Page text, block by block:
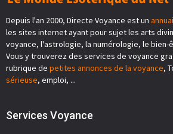
Depuis l'an 2000, Directe Voyance est un
les sites internet ayant pour sujet les arts
voyance, l'astrologie, la numérologie, le bien-
Vous y trouverez des services de voyance
rubrique de petites annonces de la voyance,
sérieuse, emploi, ...
Services Voyance